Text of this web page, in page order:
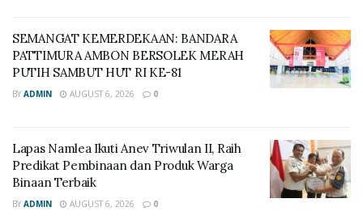
SEMANGAT KEMERDEKAAN: BANDARA
PATTIMURA AMBON BERSOLEK MERAH
PUTIH SAMBUT HUT RI KE-81
BY ADMIN AUGUST 6, 2026 0
Lapas Namlea Ikuti Anev Triwulan II, Raih
Predikat Pembinaan dan Produk Warga
Binaan Terbaik
BY ADMIN AUGUST 6, 2026 0